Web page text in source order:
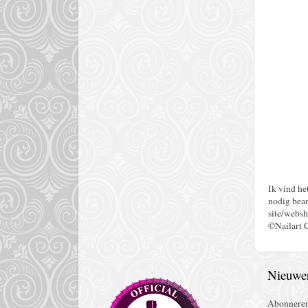
Ik vind
nodig
site/
©Nailart